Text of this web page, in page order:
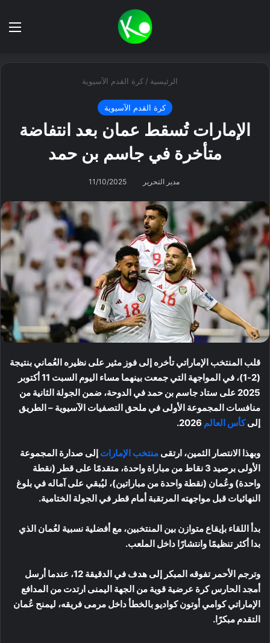
الرئيسية / كرة القدم الآسيوية
كرة القدم الآسيوية
الإمارات تُسقط عمان بعد انتفاضة
متأخرة في جاسم بن حمد
مدير التحرير 11/10/2025
قلب المنتخب الإماراتي تأخره إلى فوز مثير على نظيره العُماني بنتيجة
(2-1)، في المواجهة التي جمعت بينهما مساء اليوم السبت 11 أكتوبر
2025 على ستاد جاسم بن حمد في الدوحة، ضمن الجولة الثانية من
منافسات المجموعة الأولى في ملحق التصفيات الآسيوية – الطريق
إلىكأس العالم
وبهذا الانتصار الثمين، ارتقى منتخب الإمارات إلى صدارة المجموعة
الأولى برصيد 3 نقاط من مباراة واحدة، متقدمًا على قطر (نقطة
واحدة) وعُمان (نقطة واحدة من مباراتين)، ليُبقي على آماله في بلوغ
النهائيات قبل مواجهته المرتقبة أمام قطر في الجولة الختامية.
بدأ اللقاء بإيقاع متوازن بين المنتخبين، مع أفضلية نسبية لعُمان الذي
بدا أكثر تنظيمًا وانتشارًا داخل الملعب.
وترجم الأحمر تفوقه المبكر إلى هدف في الدقيقة 12، عندما أرسل
أمجد الحارس كرة عرضية قوية من الجهة اليمنى ارتدت من المدافع
الإماراتي كوامي أوتون كواديو بالخطأ داخل مرمى فريقه، ليمنح عُمان
التقدم مبكرًا.